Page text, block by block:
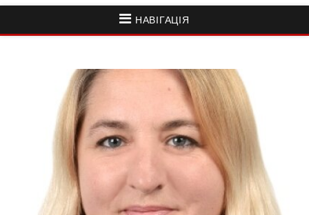
НАВІГАЦІЯ